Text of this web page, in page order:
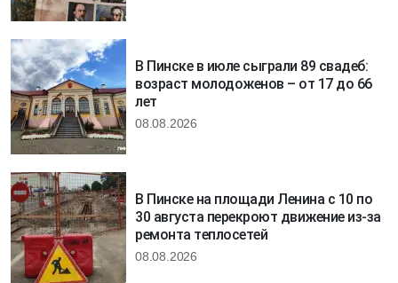
В Пинске в июле сыграли 89 свадеб:
возраст молодоженов – от 17 до 66
лет
08.08.2026
В Пинске на площади Ленина с 10 по
30 августа перекроют движение из-за
ремонта теплосетей
08.08.2026